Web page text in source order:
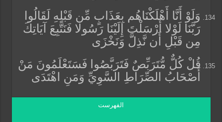
وَلَوْ أَنَّا أَهْلَكْنَاهُم بِعَذَابٍ مِّن قَبْلِهِ لَقَالُوا
رَبَّنَا لَوْلا أَرْسَلْتَ إِلَيْنَا رَسُولا فَنَتَّبِعَ آيَاتِكَ
مِن قَبْلِ أَن نَّذِلَّ وَنَخْزَى
قُلْ كُلٌّ مُّتَرَبِّصٌ فَتَرَبَّصُوا فَسَتَعْلَمُونَ مَنْ
أَصْحَابُ الصِّرَاطِ السَّوِيِّ وَمَنِ اهْتَدَى
الفهرست